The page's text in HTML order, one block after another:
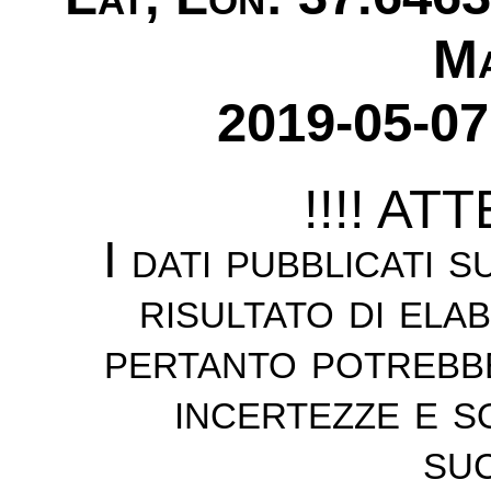
2019-05-
!!!!
I dati pubblicati
risultato di
pertanto
incertezze e